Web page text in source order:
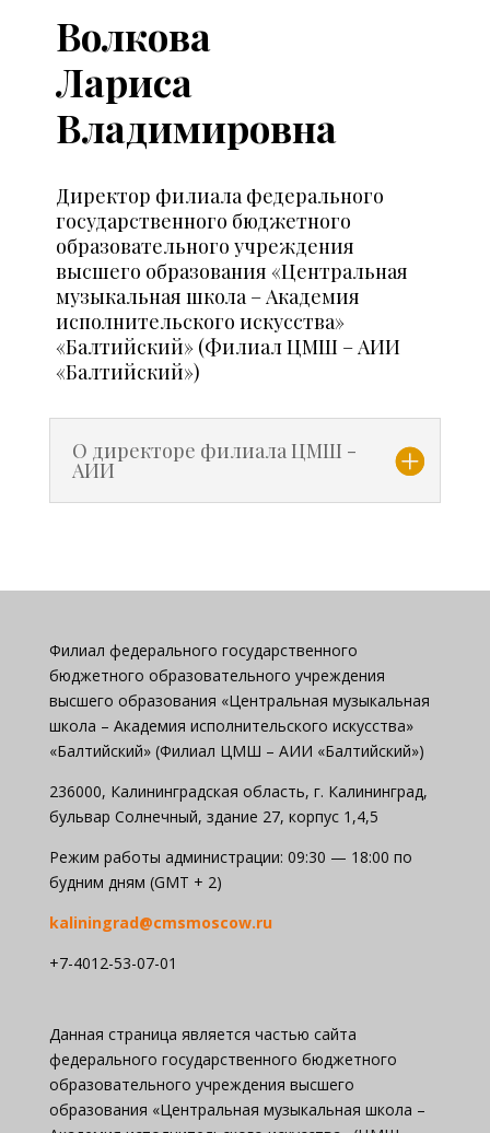
Волкова
Лариса
Владимировна
Директор филиала федерального
государственного бюджетного
образовательного учреждения
высшего образования «Центральная
музыкальная школа – Академия
исполнительского искусства»
«Балтийский» (Филиал ЦМШ – АИИ
«Балтийский»)
О директоре филиала ЦМШ -
АИИ
Филиал федерального государственного
бюджетного образовательного учреждения
высшего образования «Центральная музыкальная
школа – Академия исполнительского искусства»
«Балтийский» (Филиал ЦМШ – АИИ «Балтийский»)
236000, Калининградская область, г. Калининград,
бульвар Солнечный, здание 27, корпус 1,4,5
Режим работы администрации: 09:30 — 18:00 по
будним дням (GMT + 2)
kaliningrad@cmsmoscow.ru
+7-4012-53-07-01
Данная страница является частью сайта
федерального государственного бюджетного
образовательного учреждения высшего
образования «Центральная музыкальная школа –